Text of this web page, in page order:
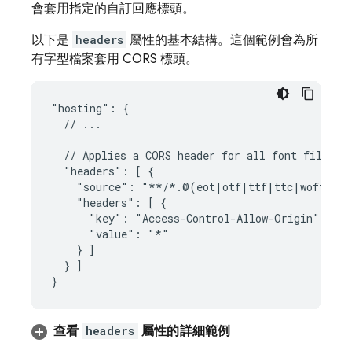
會套用指定的自訂回應標頭。
以下是 headers 屬性的基本結構。這個範例會為所
有字型檔案套用 CORS 標頭。
"hosting": {
  // ...
  // Applies a CORS header for all font files
  "headers": [ {
"source": "**/
    "headers": [ {
      "key": "Access-Control-Allow-Origin",
      "value": "*"
    } ]
  } ]
查看 headers 屬性的詳細範例